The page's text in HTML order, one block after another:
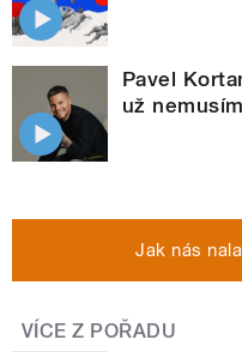
Pavel
už
Jak nás
VÍCE Z POŘADU